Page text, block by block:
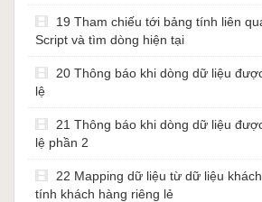
19 Tham chiếu tới bảng tính liên
Script và tìm dòng hiện tại
20 Thông báo khi dòng dữ liệu
lệ
21 Thông báo khi dòng dữ liệu
lệ phần 2
22 Mapping dữ liệu từ dữ liệu
tính khách hàng riêng lẻ